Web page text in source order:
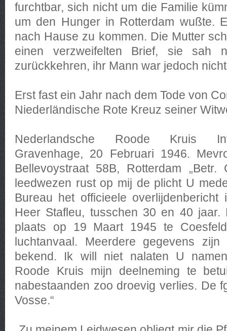
furchtbar, sich nicht um die Familie
um den Hunger in Rotterdam wußte.
nach Hause zu kommen. Die Mutter
einen verzweifelten Brief, sie sah
zurückkehren, ihr Mann war jedoch
Erst fast ein Jahr nach dem Tode von
Niederländische Rote Kreuz seiner
Nederlandsche Roode Kruis
Gravenhage, 20 Februari 1946.
Bellevoystraat 58B, Rotterdam „Betr.
leedwezen rust op mij de plicht U
Bureau het officieele
Heer Stafleu, tusschen 30 en 40 jaar.
plaats op 19 Maart 1945 te
luchtanvaal. Meerdere gegevens
bekend. Ik will niet nalaten U
Roode Kruis mijn deelneming te
nabestaanden zoo droevig verlies. De
Vosse.“